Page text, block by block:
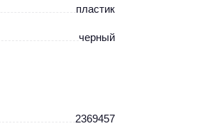
пластик
черный
2369457